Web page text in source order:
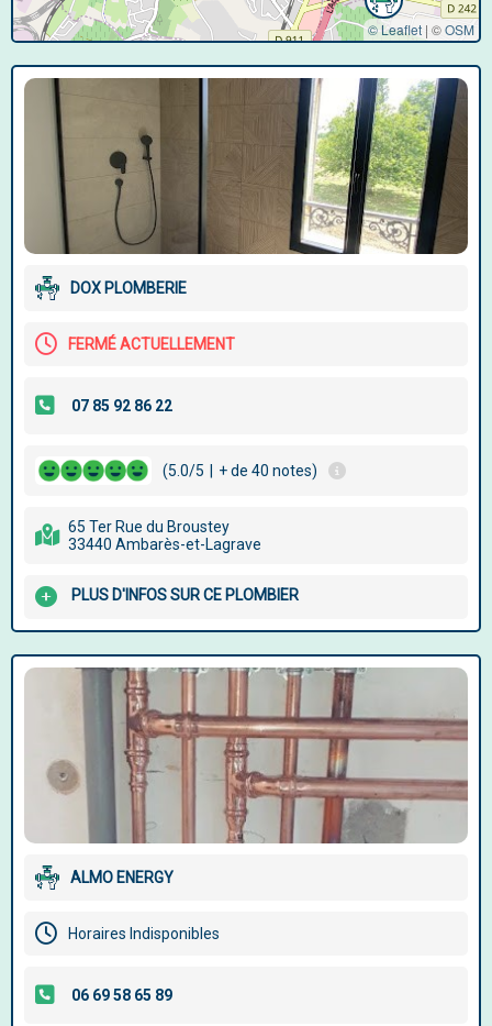
© Leaflet | ©OSM
DOX PLOMBERIE
FERMÉ ACTUELLEMENT
(5.0/5 + de 40 notes)
65 Ter Rue du Broustey
33440 Ambarès-et-Lagrave
PLUS D'INFOS SUR CE PLOMBIER
ALMO ENERGY
Horaires Indisponibles